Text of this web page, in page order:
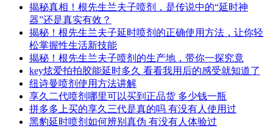
揭秘真相！根先生兰夫子喷剂，是传说中的“延时神
器”还是真实有效？
揭秘！根先生兰夫子延时喷剂的正确使用方法，让你轻
松掌握性生活新技能
揭秘！根先生兰夫子喷剂的生产地，带你一探究竟
key炫爱拍拍胶能延时多久 看看我用后的感受就知道了
纽诗曼喷剂使用方法讲解
享久二代喷剂哪里可以买到正品货 多少钱一瓶
拼多多上买的享久三代是真的吗 有没有人使用过
黑豹延时喷剂如何辨别真伪 有没有人体验过